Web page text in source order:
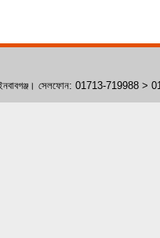
চাঁপাইনবাবগঞ্জ। সেলফোন: 01713-